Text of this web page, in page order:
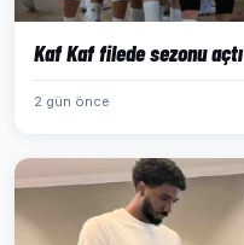
Kaf Kaf filede sezonu açtı
2 gün önce